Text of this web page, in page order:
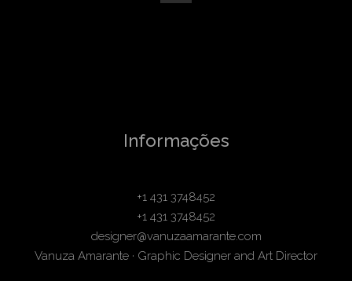
Informações
+1 431 3748452
+1 431 3748452
designer@vanuzaamarante.com
Vanuza Amarante · Graphic Designer and Art Director